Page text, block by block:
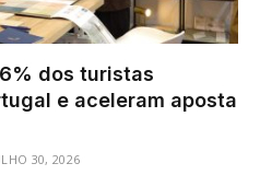
dos turistas
e aceleram aposta
30, 2026